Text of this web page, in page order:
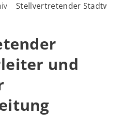
Stellvertretender
und